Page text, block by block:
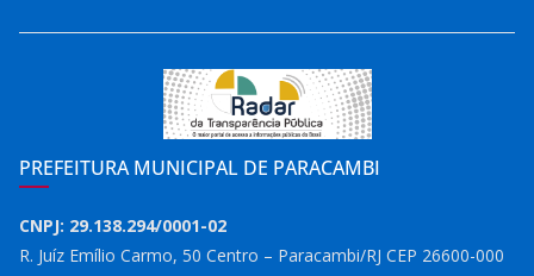
PREFEITURA MUNICIPAL DE PARACAMBI
CNPJ: 29.138.294/0001-02
R. Juíz Emílio Carmo, 50 Centro – Paracambi/RJ CEP 26600-000